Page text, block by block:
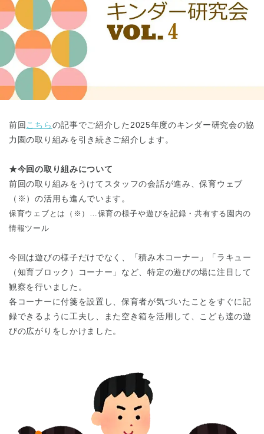
都道府県
前回こちらの記事でご紹介した2025年度のキンダー研究会の協
力園の取り組みを引き続きご紹介します。
★今回の取り組みについて
前回の取り組みをうけてスタッフの会話が進み、保育ウェブ
（※）の活用も進んでいます。
保育ウェブとは（※）…保育の様子や遊びを記録・共有する園内の
情報ツール
今回は遊びの様子だけでなく、「積み木コーナー」「ラキュー
（知育ブロック）コーナー」など、特定の遊びの場に注目して
観察を行いました。
各コーナーに付箋を設置し、保育者が気づいたことをすぐに記
録できるように工夫し、また空き箱を活用して、こども達の遊
びの広がりをしかけました。